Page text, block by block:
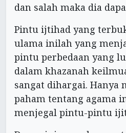
dan salah maka dia
Pintu ijtihad yang
ulama inilah yang
pintu perbedaan yang
dalam khazanah
sangat dihargai. Hanya
paham tentang agama
menjegal pintu-pintu